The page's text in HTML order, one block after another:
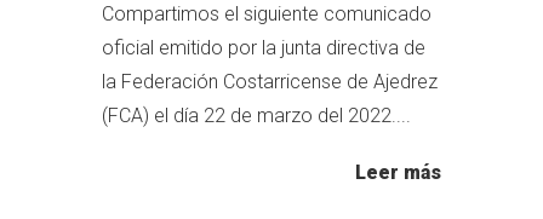
Compartimos el siguiente comunicado
oficial emitido por la junta directiva de
la Federación Costarricense de Ajedrez
(FCA) el día 22 de marzo del 2022....
Leer más